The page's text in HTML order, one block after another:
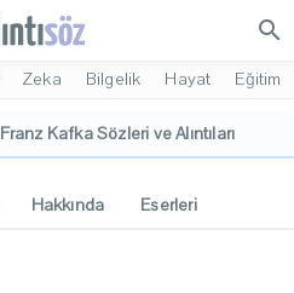
search
Zeka Bilgelik Hayat Eğitim
Franz Kafka Sözleri ve Alıntıları
Hakkında
Eserleri